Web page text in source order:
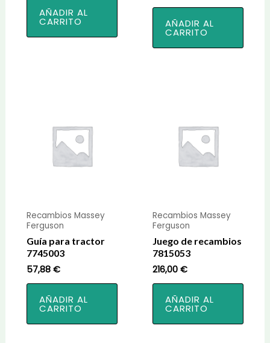
AÑADIR AL
CARRITO AÑADIR AL
CARRITO
Recambios Massey
Ferguson
Guía para tractor
7745003
57,88 €
AÑADIR AL
CARRITO
Recambios Massey
Ferguson
Juego de recambios
7815053
216,00€
AÑADIR AL
CARRITO